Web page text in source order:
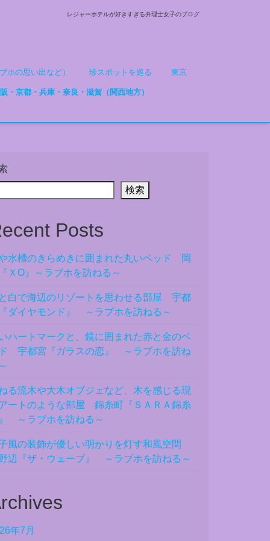
レジャーホテルが好きすぎる弁理士女子のブログ
ホの思い出など） 珍スポットを巡る 東京
・京都・兵庫・奈良・滋賀（関西地方）
検索
Posts
水槽のきらめきに囲まれた丸いベッド 岡
ＸO』～ラブホを訪ねる～
白で海辺のリゾートを思わせる部屋 宇都
ダイヤモンド』 ～ラブホを訪ねる～
ハートマークと、鏡に囲まれた赤と金のベ
宇都宮『ガラスの恋』 ～ラブホを訪ね
る流木や大木オブジェなど、木を感じる現
ートのような部屋 錦糸町『ＳＡＲＡ錦糸
～ラブホを訪ねる～
風の装飾が優しい明かりを灯す和風空間
辺『ザ・ウェーブ』 ～ラブホを訪ねる～
年7月